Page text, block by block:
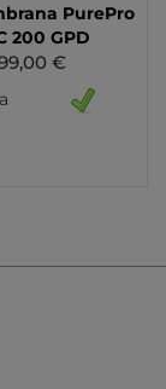
PurePro
200 GPD
€